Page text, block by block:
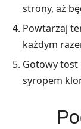
strony, aż
Powtarzaj
każdym
Gotowy tost
syropem